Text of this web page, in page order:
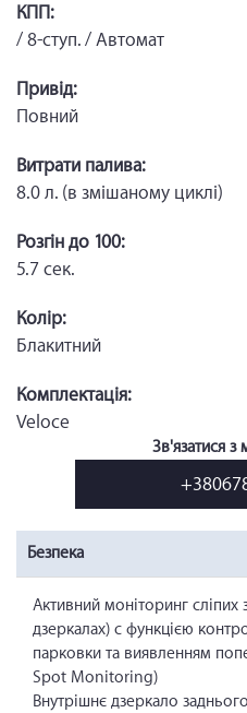
КПП:
/ 8-ступ. / Автомат
Привід:
Повний
Витрати палива:
8.0 л. (в змішаному циклі)
Розгін до 100:
5.7 сек.
Колір:
Блакитний
Комплектація:
Veloce
Зв'язатися
Безпека
Активний моніторинг сліпих
дзеркалах) с функцією
парковки та виявленням
Spot Monitoring)
Внутрішнє дзеркало